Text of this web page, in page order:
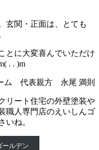
玄関・正面は、とても
とに大変喜んでいただけ
. . )m
ム 代表親方 永尾 満則
リート住宅の外壁塗装や
職人専門店のえいしんゴ
いね。
ールデン